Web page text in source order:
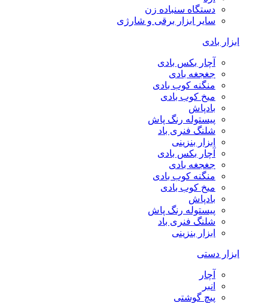
دستگاه سنباده زن
سایر ابزار برقی و شارژی
ابزار بادی
آچار بکس بادی
جغجغه بادی
منگنه کوب بادی
میخ کوب بادی
بادپاش
پیستوله رنگ پاش
شلنگ فنری باد
ابزار بنزینی
آچار بکس بادی
جغجغه بادی
منگنه کوب بادی
میخ کوب بادی
بادپاش
پیستوله رنگ پاش
شلنگ فنری باد
ابزار بنزینی
ابزار دستی
آچار
انبر
پیچ گوشتی